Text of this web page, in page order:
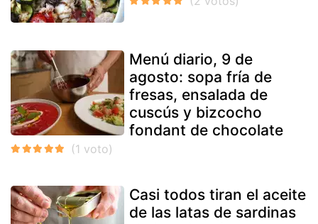
Menú diario, 9 de
agosto: sopa fría de
fresas, ensalada de
cuscús y bizcocho
fondant de chocolate
Casi todos tiran el aceite
de las latas de sardinas